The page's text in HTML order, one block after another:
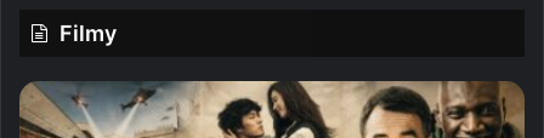
Filmy